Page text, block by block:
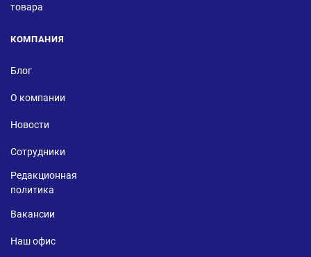
товара
КОМПАНИЯ
Блог
О компании
Новости
Сотрудники
Редакционная
политика
Вакансии
Наш офис